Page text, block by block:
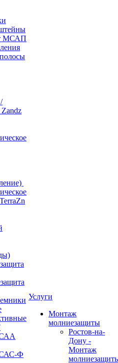
МСАП
Zandz
Ф
Услуги
Монтаж
молниезащиты
Ростов-на-
Дону -
Монтаж